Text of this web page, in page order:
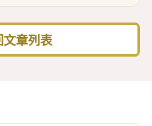
文章列表